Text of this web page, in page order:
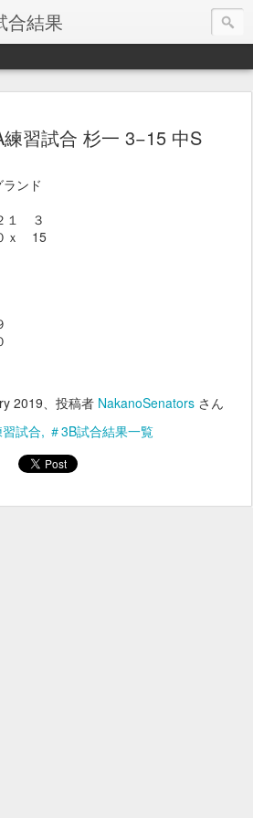
合結果
習試合 杉一 3−15 中S
ンド
１ ３
ｘ 15
2019、投稿者 NakanoSenators さん
試合 ＃3B試合結果一覧